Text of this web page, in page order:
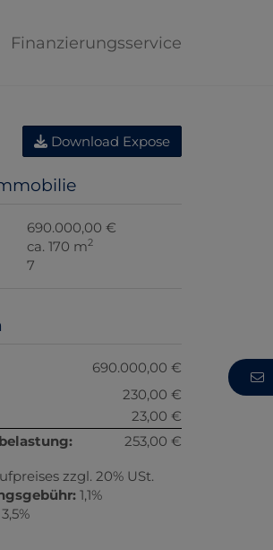
Finanzierungsservice
Download Expose
690.000,00 €
ca. 170 m2
7
690.000,00 €
230,00 €
23,00 €
253,00 €
zzgl. 20% USt.
1,1%
3,5%